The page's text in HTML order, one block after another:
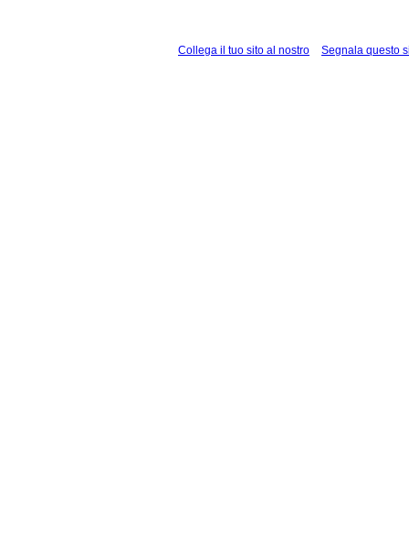
Collega il tuo sito al nostro Segnala questo